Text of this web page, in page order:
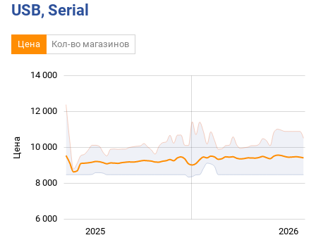
USB, Serial
Цена Кол-во магазинов
Цена 10 000
6 000
8 000
10 000
12 000
14 000
2026
2025